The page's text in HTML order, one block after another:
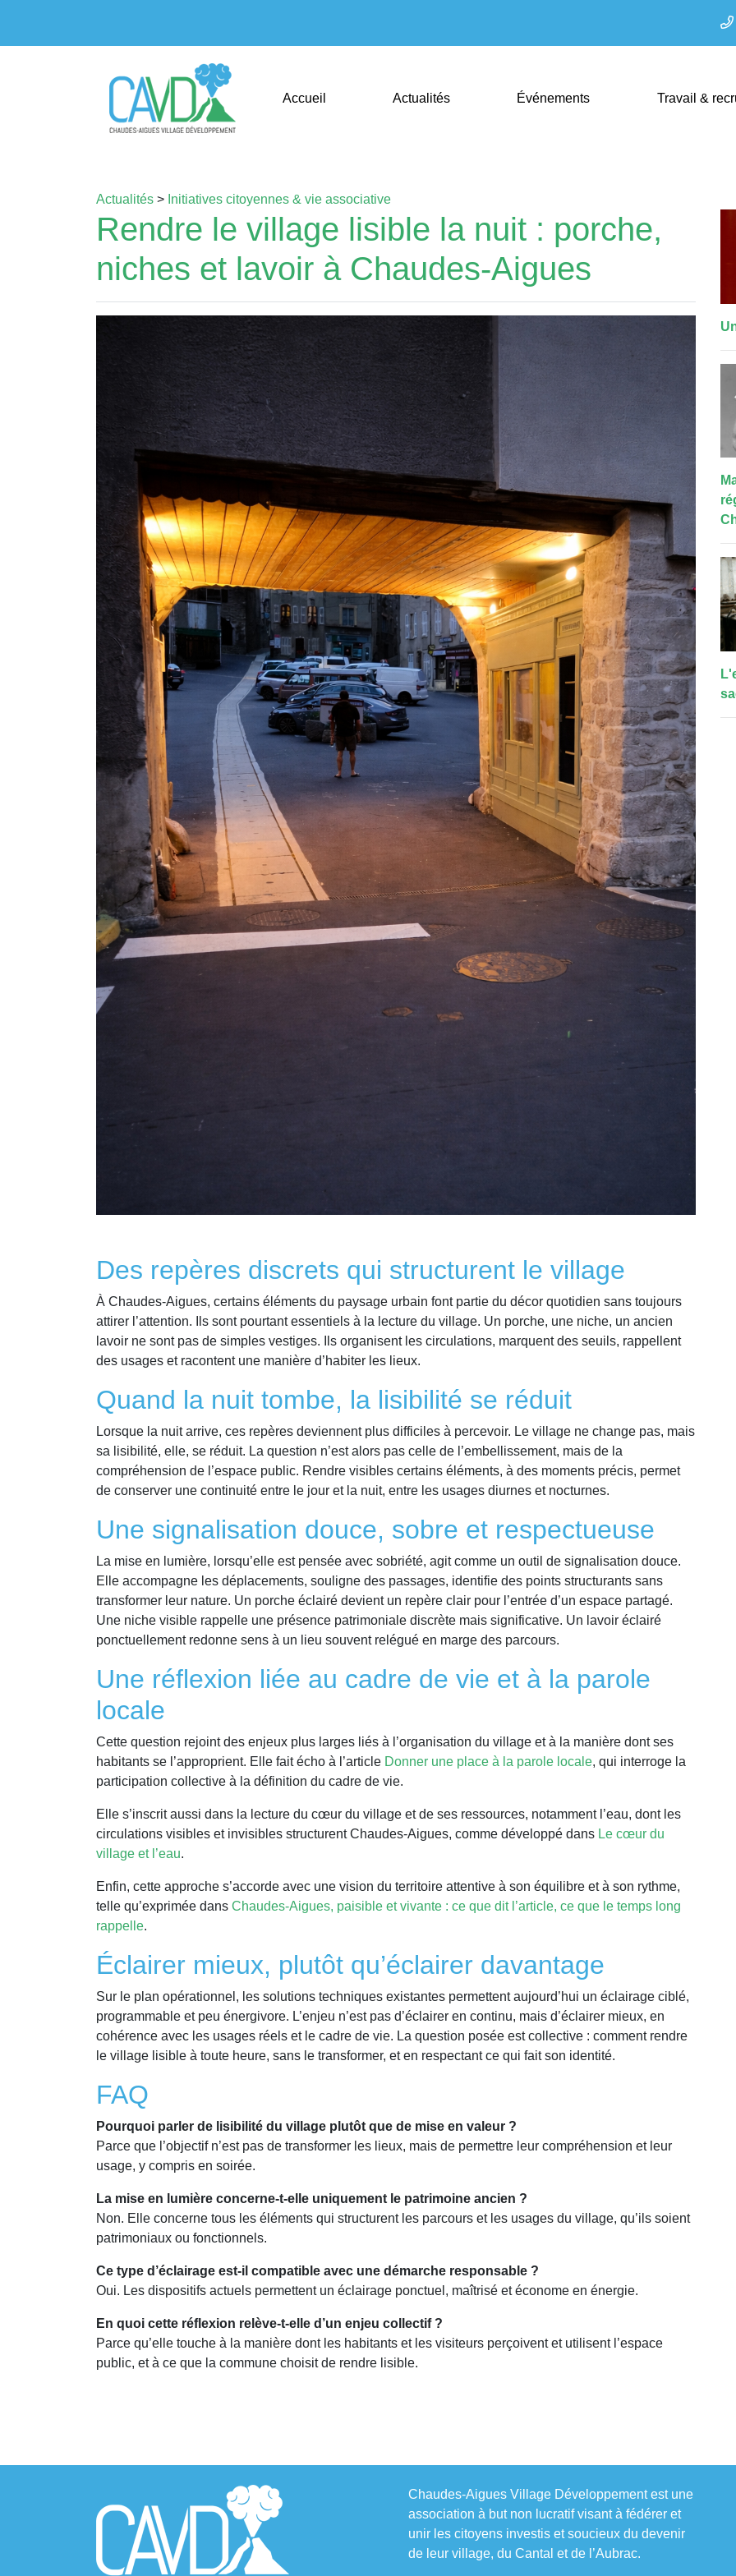
Accueil Actualités Événements Travail &
Actualités > Initiatives citoyennes & vie associative
Rendre le village lisible la nuit : porche,
niches et lavoir à Chaudes-Aigues
Des repères discrets qui structurent le village
À Chaudes-Aigues, certains éléments du paysage urbain font partie du décor quotidien sans toujours
attirer l’attention. Ils sont pourtant essentiels à la lecture du village. Un porche, une niche, un ancien
lavoir ne sont pas de simples vestiges. Ils organisent les circulations, marquent des seuils, rappellent
des usages et racontent une manière d’habiter les lieux.
Quand la nuit tombe, la lisibilité se réduit
Lorsque la nuit arrive, ces repères deviennent plus difficiles à percevoir. Le village ne change pas, mais
sa lisibilité, elle, se réduit. La question n’est alors pas celle de l’embellissement, mais de la
compréhension de l’espace public. Rendre visibles certains éléments, à des moments précis, permet
de conserver une continuité entre le jour et la nuit, entre les usages diurnes et nocturnes.
Une signalisation douce, sobre et respectueuse
La mise en lumière, lorsqu’elle est pensée avec sobriété, agit comme un outil de signalisation douce.
Elle accompagne les déplacements, souligne des passages, identifie des points structurants sans
transformer leur nature. Un porche éclairé devient un repère clair pour l’entrée d’un espace partagé.
Une niche visible rappelle une présence patrimoniale discrète mais significative. Un lavoir éclairé
ponctuellement redonne sens à un lieu souvent relégué en marge des parcours.
Une réflexion liée au cadre de vie et à la parole
locale
Cette question rejoint des enjeux plus larges liés à l’organisation du village et à la manière dont ses
habitants se l’approprient. Elle fait écho à l’article Donner une place à la parole locale, qui interroge la
participation collective à la définition du cadre de vie.
Elle s’inscrit aussi dans la lecture du cœur du village et de ses ressources, notamment l’eau, dont les
circulations visibles et invisibles structurent Chaudes-Aigues, comme développé dans Le cœur du
village et l’eau.
Enfin, cette approche s’accorde avec une vision du territoire attentive à son équilibre et à son rythme,
telle qu’exprimée dans Chaudes-Aigues, paisible et vivante : ce que dit l’article, ce que le temps long
rappelle.
Éclairer mieux, plutôt qu’éclairer davantage
Sur le plan opérationnel, les solutions techniques existantes permettent aujourd’hui un éclairage ciblé,
programmable et peu énergivore. L’enjeu n’est pas d’éclairer en continu, mais d’éclairer mieux, en
cohérence avec les usages réels et le cadre de vie. La question posée est collective : comment rendre
le village lisible à toute heure, sans le transformer, et en respectant ce qui fait son identité.
FAQ
Pourquoi parler de lisibilité du village plutôt que de mise en valeur ?
Parce que l’objectif n’est pas de transformer les lieux, mais de permettre leur compréhension et leur
usage, y compris en soirée.
La mise en lumière concerne-t-elle uniquement le patrimoine ancien ?
Non. Elle concerne tous les éléments qui structurent les parcours et les usages du village, qu’ils soient
patrimoniaux ou fonctionnels.
Ce type d’éclairage est-il compatible avec une démarche responsable ?
Oui. Les dispositifs actuels permettent un éclairage ponctuel, maîtrisé et économe en énergie.
En quoi cette réflexion relève-t-elle d’un enjeu collectif ?
Parce qu’elle touche à la manière dont les habitants et les visiteurs perçoivent et utilisent l’espace
public, et à ce que la commune choisit de rendre lisible.
Chaudes-Aigues Village Développement est une
association à but non lucratif visant à fédérer et
unir les citoyens investis et soucieux du devenir
de leur village, du Cantal et de l’Aubrac.